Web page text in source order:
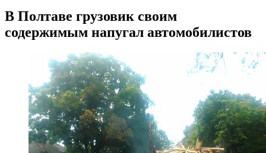
В Полтаве грузовик своим
содержимым напугал автомобилистов